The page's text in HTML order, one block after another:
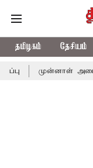
தமிழகம் தேசியம்
அமைச்சர்